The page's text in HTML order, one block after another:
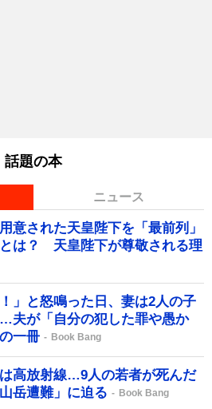
話題の本
ニュース
意された天皇陛下を「最前列」
は？ 天皇陛下が尊敬される理
」と怒鳴った日、妻は2人の子
夫が「自分の犯した罪や愚か
一冊
Book Bang
高放射線…9人の若者が死んだ
岳遭難」に迫る
Book Bang